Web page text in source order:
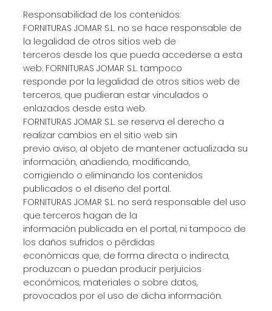
Responsabilidad de los contenidos:
FORNITURAS JOMAR S.L. no se hace responsable de
la legalidad de otros sitios web de
terceros desde los que pueda accederse a esta
web. FORNITURAS JOMAR S.L. tampoco
responde por la legalidad de otros sitios web de
terceros, que pudieran estar vinculados o
enlazados desde esta web.
FORNITURAS JOMAR S.L. se reserva el derecho a
realizar cambios en el sitio web sin
previo aviso, al objeto de mantener actualizada su
información, añadiendo, modificando,
corrigiendo o eliminando los contenidos
publicados o el diseño del portal.
FORNITURAS JOMAR S.L. no será responsable del uso
que terceros hagan de la
información publicada en el portal, ni tampoco de
los daños sufridos o pérdidas
económicas que, de forma directa o indirecta,
produzcan o puedan producir perjuicios
económicos, materiales o sobre datos,
provocados por el uso de dicha información.